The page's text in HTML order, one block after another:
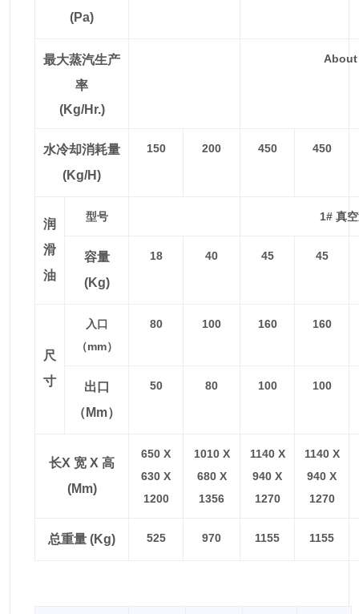
(Pa)
最大蒸汽生产
率
(kg/hr.)
About
水冷却消耗量
(kg/h)
150 200 450 450
润
滑
油
型号 1# 真
容量
(kg)
18 40 45 45
尺
寸
入口
（mm）
80 100 160 160
出口
（mm）
50 80 100 100
长x 宽 X 高
(mm)
650 X
630 X
1200
1010 X
680 X
1356
1140 X
940 X
1270
1140 X
940 X
1270
总重量 (kg) 525 970 1155 1155